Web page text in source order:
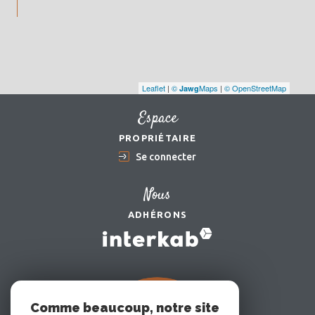
Leaflet | © JawgMaps | © OpenStreetMap
Espace
PROPRIÉTAIRE
Se connecter
Nous
ADHÉRONS
Comme beaucoup, notre site